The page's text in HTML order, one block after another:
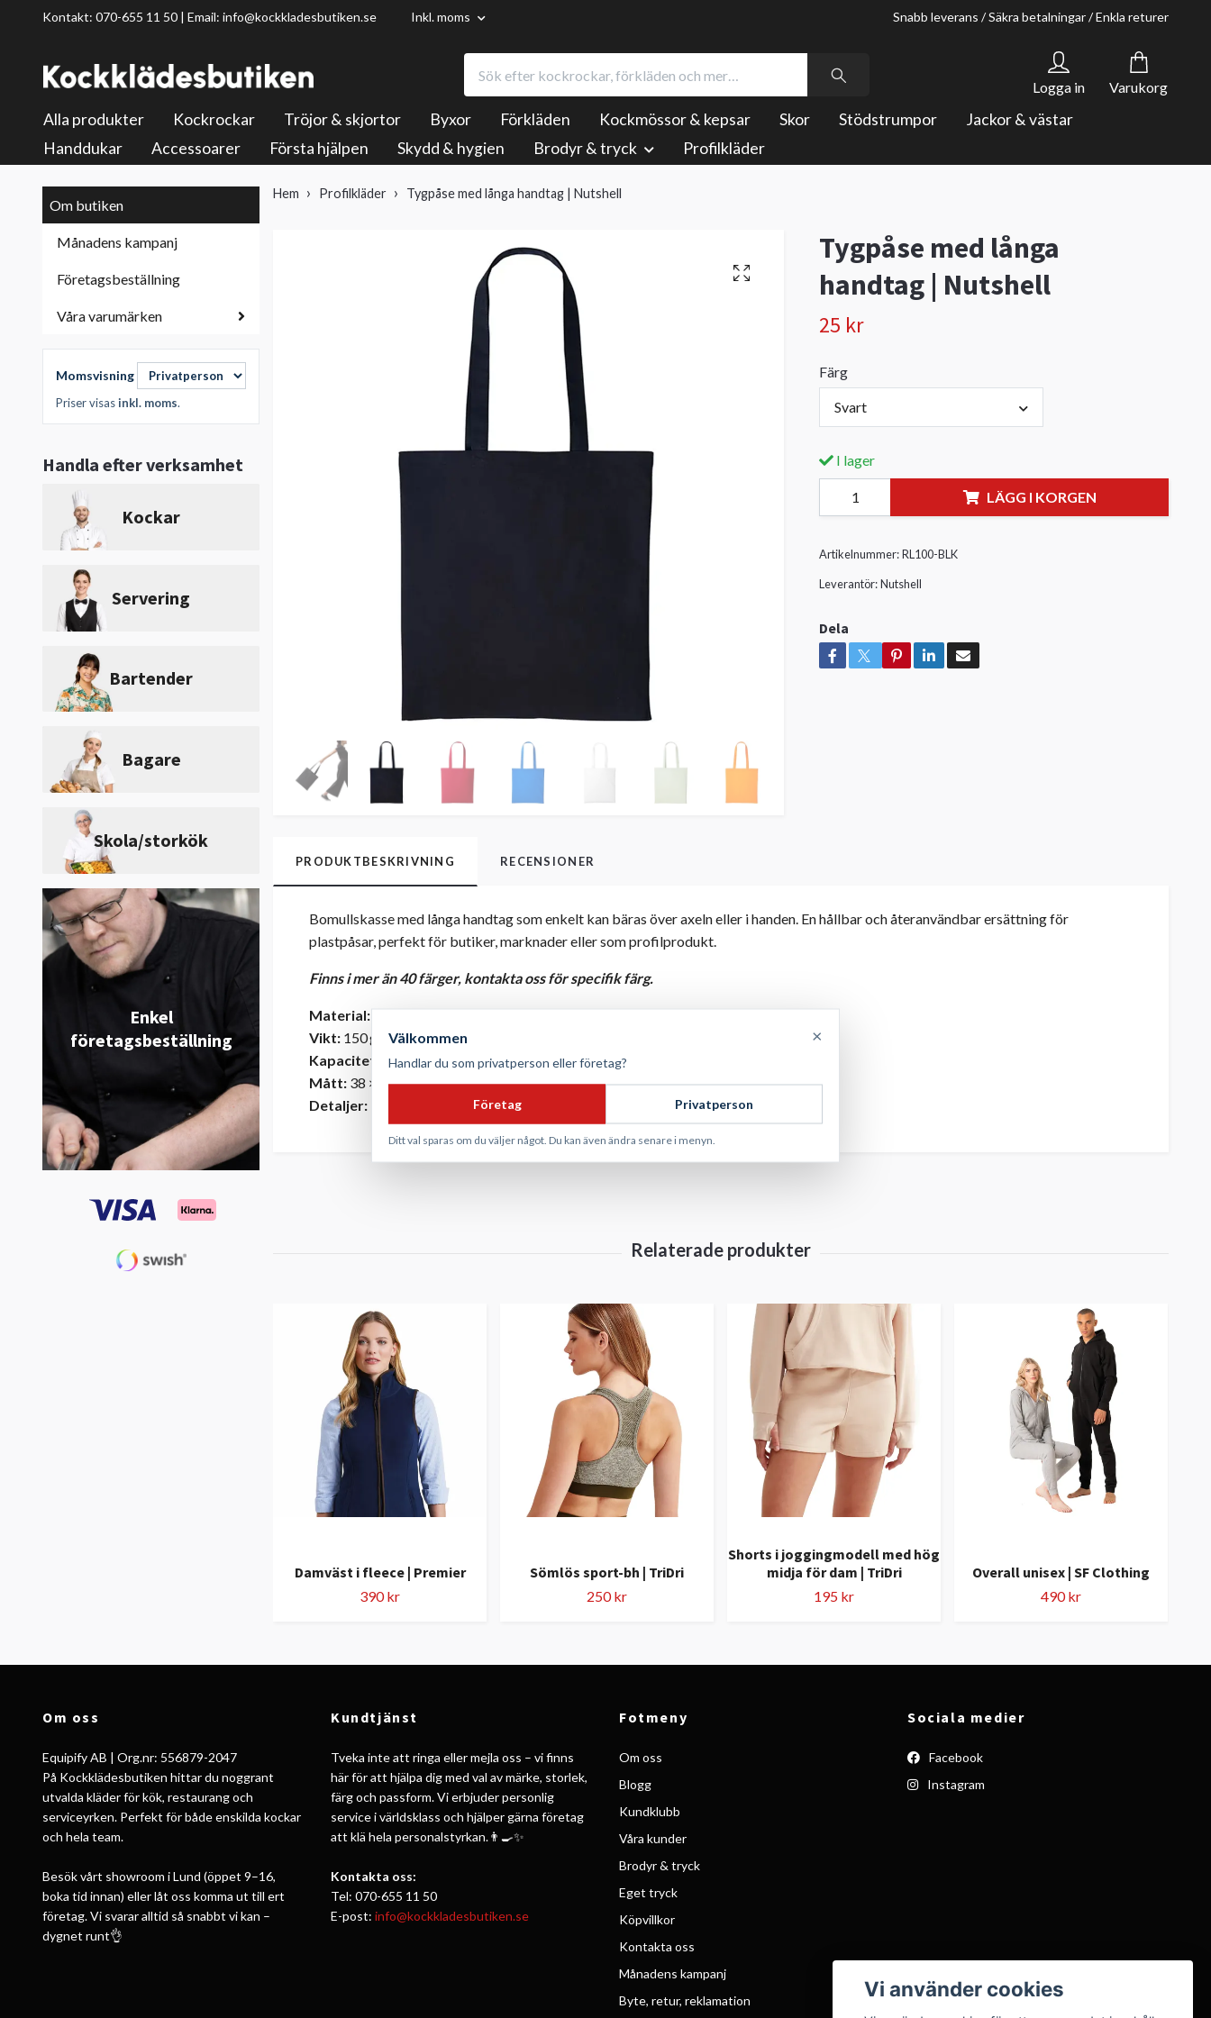
Kontakt: 070-655 11 50 | Email: info@kockkladesbutiken.se Inkl. moms Snabb leverans / Säkra betalningar / Enkla returer
Logga in Varukorg
Alla produkter Kockrockar Tröjor & skjortor Byxor Förkläden Kockmössor & kepsar Skor Stödstrumpor
Jackor & västar
Handdukar
Accessoarer Första hjälpen Skydd & hygien Brodyr & tryck Profilkläder
Om butiken
Månadens kampanj
Företagsbeställning
Våra varumärken
Momsvisning
Priser visasinkl. moms.
Handla efter verksamhet
Kockar
Servering
Bartender
Bagare
Skola/storkök
Enkel
företagsbeställning
Hem Profilkläder Tygpåse med långa handtag | Nutshell
Tygpåse med långa
handtag | Nutshell
25 kr
Färg
Svart
I lager
LÄGG I KORGEN
Artikelnummer: RL100-BLK
Leverantör: Nutshell
Dela
PRODUKTBESKRIVNING RECENSIONER
Bomullskasse med långa handtag som enkelt kan bäras över axeln eller i handen. En hållbar och återanvändbar ersättning för
plastpåsar, perfekt för butiker, marknader eller som profilprodukt.
Finns i mer än 40 färger, kontakta oss för specifik färg.
Material:
Vikt: 150 g/m²
Kapacitet:
10 liter
Mått: 38 × 42 cm (handtag: 70 × 2,5 cm)
Detaljer: Långa handtag, passar för tryck och profilering
Damväst i fleece | Premier
390 kr
Sömlös sport-bh | TriDri
250 kr
Shorts i joggingmodell med hög
midja för dam | TriDri
195 kr
Overall unisex | SF Clothing
490 kr
Om oss
Equipify AB | Org.nr: 556879-2047
På Kockklädesbutiken hittar du noggrant
utvalda kläder för kök, restaurang och
serviceyrken. Perfekt för både enskilda kockar
och hela team.
Besök vårt showroom i Lund (öppet 9–16,
boka tid innan) eller låt oss komma ut till ert
företag. Vi svarar alltid så snabbt vi kan –
dygnet runt👌
Kundtjänst
Tveka inte att ringa eller mejla oss – vi finns
här för att hjälpa dig med val av märke, storlek,
färg och passform. Vi erbjuder personlig
service i världsklass och hjälper gärna företag
att klä hela personalstyrkan.👨‍🍳✨
Kontakta oss:
Tel: 070-655 11 50
E-post: info@kockkladesbutiken.se
Fotmeny
Om oss
Blogg
Kundklubb
Våra kunder
Brodyr & tryck
Eget tryck
Köpvillkor
Kontakta oss
Månadens kampanj
Byte, retur, reklamation
Sociala medier
Facebook
Instagram
Vi använder cookies
Välkommen ×
Handlar du som privatperson eller företag?
Företag Privatperson
Ditt val sparas om du väljer något. Du kan även ändra senare i menyn.